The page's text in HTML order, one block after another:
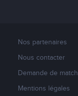
Nos partenaires
Nous contacter
Demande de match
Mentions légales